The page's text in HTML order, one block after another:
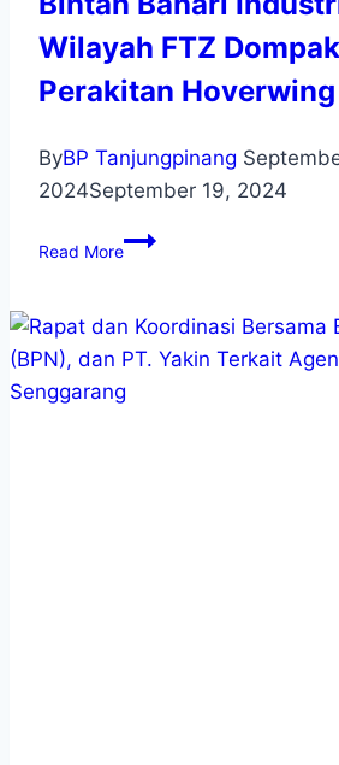
Wilayah FTZ
Perakitan Hoverwing
ByBP Tanjungpinang
2024September 19, 2024
Read More